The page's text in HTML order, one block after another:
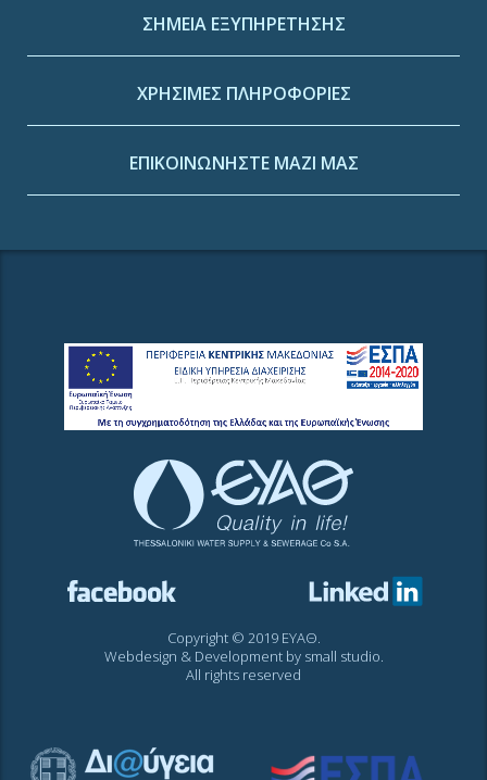
ΣΗΜΕΙΑ ΕΞΥΠΗΡΕΤΗΣΗΣ
ΧΡΗΣΙΜΕΣ ΠΛΗΡΟΦΟΡΙΕΣ
ΕΠΙΚΟΙΝΩΝΗΣΤΕ ΜΑΖΙ ΜΑΣ
Copyright © 2019 ΕΥΑΘ.
Webdesign & Development by small studio.
All rights reserved